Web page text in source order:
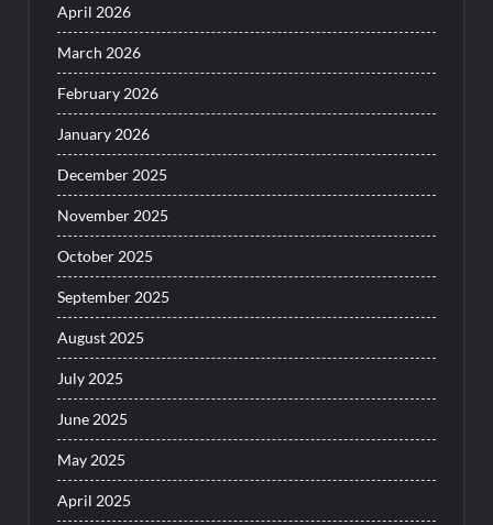
April 2026
March 2026
February 2026
January 2026
December 2025
November 2025
October 2025
September 2025
August 2025
July 2025
June 2025
May 2025
April 2025